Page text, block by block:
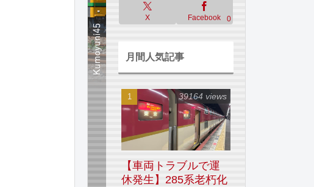
X Facebook 0
月間人気記事
【車両トラブルで運
休発生】285系老朽化
39164 views